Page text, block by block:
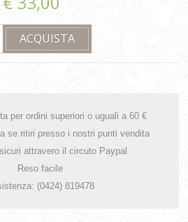
per ordini superiori o uguali a 60 €
se ritiri presso i nostri punti vendita
attravero il circuto Paypal
Reso facile
(0424) 819478